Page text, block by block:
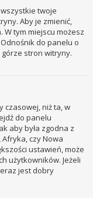
twoje
Aby je zmienić,
tym miejscu możesz
do panelu o
stron witryny.
czasowej, niż ta, w
do panelu
aby była zgodna z
czy Nowa
ustawień, może
użytkowników. Jeżeli
jest dobry